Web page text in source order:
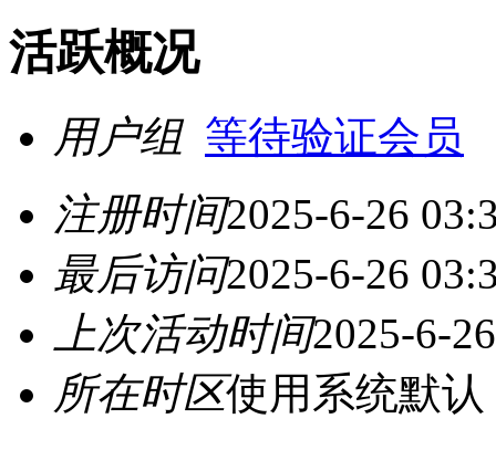
活跃概况
用户组 等待验证会员
注册时间2025-6-26
最后访问2025-6-26
上次活动时间2025-6-
所在时区使用系统默认